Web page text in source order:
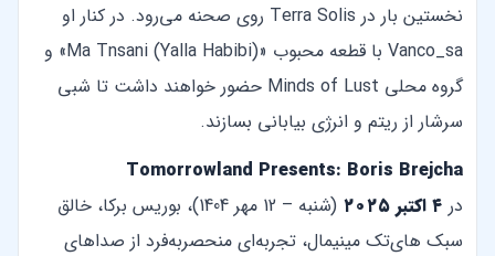
نخستین بار در Terra Solis روی صحنه می‌رود. در کنار او
Vanco_sa با قطعه محبوب «Ma Tnsani (Yalla Habibi)» و
گروه محلی Minds of Lust حضور خواهند داشت تا شبی
سرشار از ریتم و انرژی بیابانی بسازند.
Tomorrowland Presents: Boris Brejcha
در ۴ اکتبر ۲۰۲۵
(شنبه – 12 مهر 1404)، بوریس برکا، خالق
سبک های‌تک مینیمال، تجربه‌ای منحصربه‌فرد از صداهای